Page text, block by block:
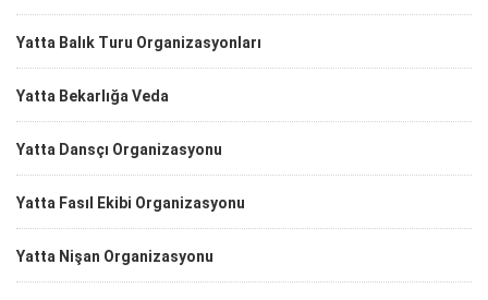
Yatta Balık Turu Organizasyonları
Yatta Bekarlığa Veda
Yatta Dansçı Organizasyonu
Yatta Fasıl Ekibi Organizasyonu
Yatta Nişan Organizasyonu